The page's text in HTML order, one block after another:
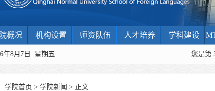
概况 机构设置 师资队伍 人才培养 学科建设
年8月7日 星期五 您是第
学院首页 > 学院新闻 > 正文